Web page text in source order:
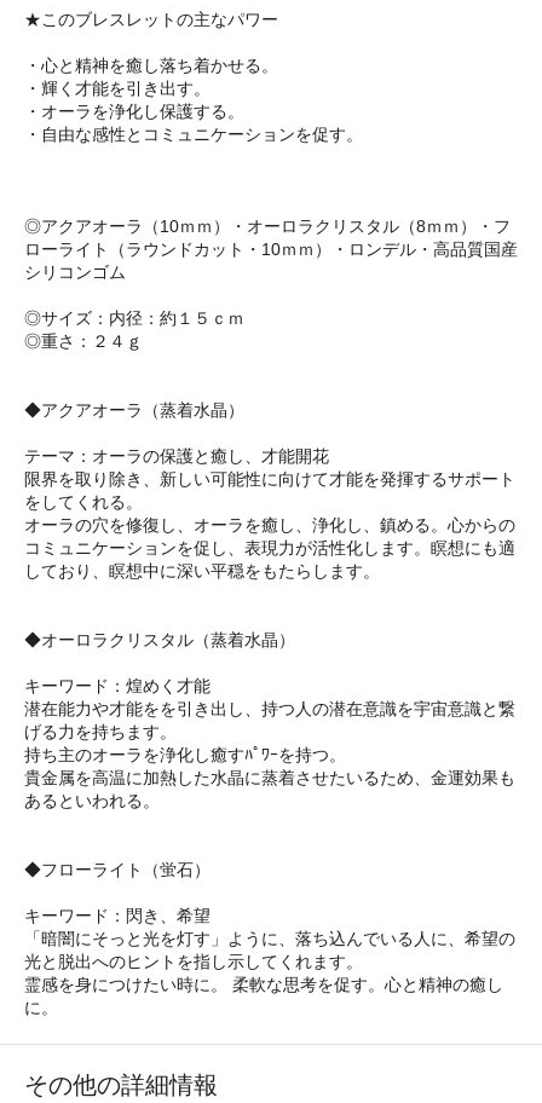
★このブレスレットの主なパワー
・心と精神を癒し落ち着かせる。
・輝く才能を引き出す。
・オーラを浄化し保護する。
・自由な感性とコミュニケーションを促す。
◎アクアオーラ（10ｍｍ）・オーロラクリスタル（8ｍｍ）・フ
ローライト（ラウンドカット・10ｍｍ）・ロンデル・高品質国産
シリコンゴム
◎サイズ：内径：約１５ｃｍ
◎重さ：２４ｇ
◆アクアオーラ（蒸着水晶）
テーマ：オーラの保護と癒し、才能開花
限界を取り除き、新しい可能性に向けて才能を発揮するサポート
をしてくれる。
オーラの穴を修復し、オーラを癒し、浄化し、鎮める。心からの
コミュニケーションを促し、表現力が活性化します。瞑想にも適
しており、瞑想中に深い平穏をもたらします。
◆オーロラクリスタル（蒸着水晶）
キーワード：煌めく才能
潜在能力や才能をを引き出し、持つ人の潜在意識を宇宙意識と繋
げる力を持ちます。
持ち主のオーラを浄化し癒すﾊﾟﾜｰを持つ。
貴金属を高温に加熱した水晶に蒸着させたいるため、金運効果も
あるといわれる。
◆フローライト（蛍石）
キーワード：閃き、希望
「暗闇にそっと光を灯す」ように、落ち込んでいる人に、希望の
光と脱出へのヒントを指し示してくれます。
霊感を身につけたい時に。 柔軟な思考を促す。心と精神の癒し
に。
その他の詳細情報